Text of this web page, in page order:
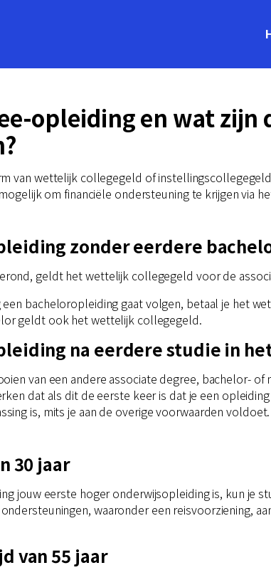
opleiding en wat zijn
van wettelijk collegegeld of
om financiële ondersteuning te krijgen via
zonder eerdere
geldt het wettelijk collegegeld voor de
bacheloropleiding gaat volgen, betaal je het
geldt ook het wettelijk collegegeld.
na eerdere studie in
van een andere associate degree, bachelor-
dat als dit de eerste keer is dat je een
is, mits je aan de overige voorwaarden voldoet.
30 jaar
jouw eerste hoger onderwijsopleiding is, kun je
waaronder een reisvoorziening,
van 55 jaar